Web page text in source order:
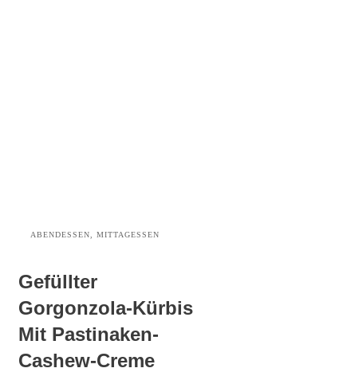
ABENDESSEN, MITTAGESSEN
Gefüllter
Gorgonzola-Kürbis
Mit Pastinaken-
Cashew-Creme